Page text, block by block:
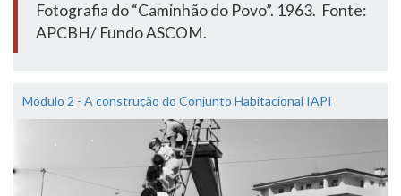
Fotografia do “Caminhão do Povo”. 1963. Fonte:
APCBH/ Fundo ASCOM.
Módulo 2 - A construção do Conjunto Habitacional IAPI